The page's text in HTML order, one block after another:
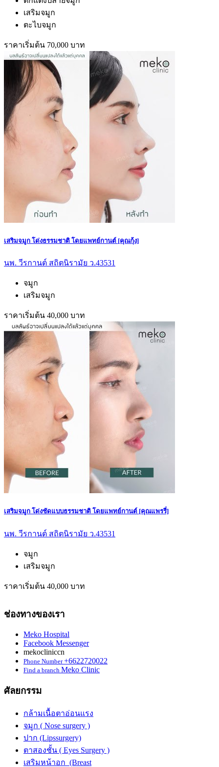
เสริมจมูก
ตะไบจมูก
ราคาเริ่มต้น 70,000 บาท
เสริมจมูก โด่งธรรมชาติ โดยแพทย์กานต์ [คุณกุ้ง]
นพ. วีรกานต์ สถิตนิรามัย ว.43531
จมูก
เสริมจมูก
ราคาเริ่มต้น 40,000 บาท
เสริมจมูก โด่งชัดแบบธรรมชาติ โดยแพทย์กานต์ [คุณแพรรี่]
นพ. วีรกานต์ สถิตนิรามัย ว.43531
จมูก
เสริมจมูก
ราคาเริ่มต้น 40,000 บาท
ช่องทางของเรา
Meko Hospital
Facebook Messenger
mekocliniccn
Phone Number+6622720022
Find a branch Meko Clinic
ศัลยกรรม
กล้ามเนื้อตาอ่อนแรง
จมูก ( Nose surgery )
ปาก (Lipssurgery)
ตาสองชั้น ( Eyes Surgery )
เสริมหน้าอก (Breast